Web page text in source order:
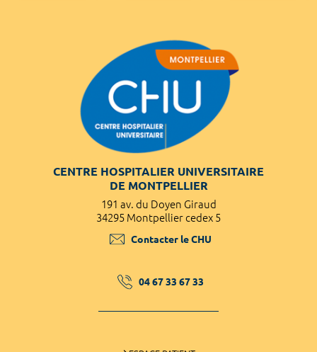
CENTRE HOSPITALIER UNIVERSITAIRE
DE MONTPELLIER
191 av. du Doyen Giraud
34295 Montpellier cedex 5
Contacter le CHU
04 67 33 67 33